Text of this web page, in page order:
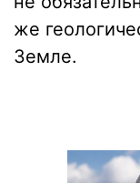
же
Земле.